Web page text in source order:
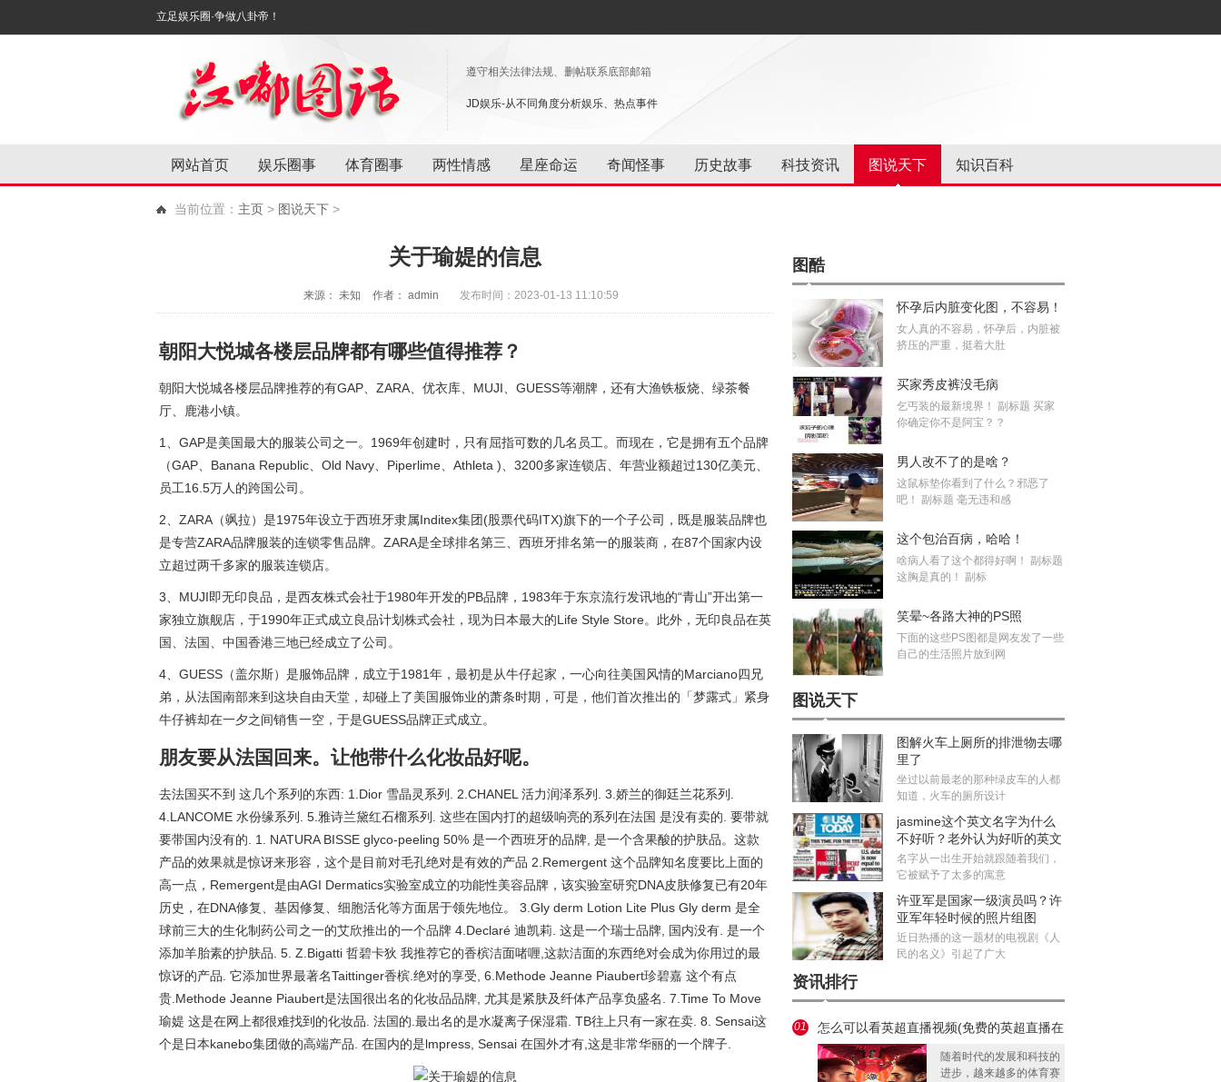
立足娱乐圈·争做八卦帝！
遵守相关法律法规、删帖联系底部邮箱
JD娱乐-从不同角度分析娱乐、热点事件
网站首页 娱乐圈事 体育圈事 两性情感 星座命运 奇闻怪事 历史故事 科技资讯 图说天下 知识百科
当前位置： 主页 > 图说天下 >
关于瑜媞的信息
来源： 未知 作者： admin 发布时间：2023-01-13 11:10:59
朝阳大悦城各楼层品牌都有哪些值得推荐？
朝阳大悦城各楼层品牌推荐的有GAP、ZARA、优衣库、MUJI、GUESS等潮牌，还有大渔铁板烧、绿茶餐
厅、鹿港小镇。
1、GAP是美国最大的服装公司之一。1969年创建时，只有屈指可数的几名员工。而现在，它是拥有五个品牌
（GAP、Banana Republic、Old Navy、Piperlime、Athleta )、3200多家连锁店、年营业额超过130亿美元、
员工16.5万人的跨国公司。
2、ZARA（飒拉）是1975年设立于西班牙隶属Inditex集团(股票代码ITX)旗下的一个子公司，既是服装品牌也
是专营ZARA品牌服装的连锁零售品牌。ZARA是全球排名第三、西班牙排名第一的服装商，在87个国家内设
立超过两千多家的服装连锁店。
3、MUJI即无印良品，是西友株式会社于1980年开发的PB品牌，1983年于东京流行发讯地的“青山”开出第一
家独立旗舰店，于1990年正式成立良品计划株式会社，现为日本最大的Life Style Store。此外，无印良品在英
国、法国、中国香港三地已经成立了公司。
4、GUESS（盖尔斯）是服饰品牌，成立于1981年，最初是从牛仔起家，一心向往美国风情的Marciano四兄
弟，从法国南部来到这块自由天堂，却碰上了美国服饰业的萧条时期，可是，他们首次推出的「梦露式」紧身
牛仔裤却在一夕之间销售一空，于是GUESS品牌正式成立。
朋友要从法国回来。让他带什么化妆品好呢。
去法国买不到 这几个系列的东西: 1.Dior 雪晶灵系列. 2.CHANEL 活力润泽系列. 3.娇兰的御廷兰花系列.
4.LANCOME 水份缘系列. 5.雅诗兰黛红石榴系列. 这些在国内打的超级响亮的系列在法国 是没有卖的. 要带就
要带国内没有的. 1. NATURA BISSE glyco-peeling 50% 是一个西班牙的品牌, 是一个含果酸的护肤品。这款
产品的效果就是惊讶来形容，这个是目前对毛孔绝对是有效的产品 2.Remergent 这个品牌知名度要比上面的
高一点，Remergent是由AGI Dermatics实验室成立的功能性美容品牌，该实验室研究DNA皮肤修复已有20年
历史，在DNA修复、基因修复、细胞活化等方面居于领先地位。 3.Gly derm Lotion Lite Plus Gly derm 是全
球前三大的生化制药公司之一的艾欣推出的一个品牌 4.Declaré 迪凯莉. 这是一个瑞士品牌, 国内没有. 是一个
添加羊胎素的护肤品. 5. Z.Bigatti 哲碧卡狄 我推荐它的香槟洁面啫喱,这款洁面的东西绝对会成为你用过的最
惊讶的产品. 它添加世界最著名Taittinger香槟.绝对的享受, 6.Methode Jeanne Piaubert珍碧嘉 这个有点
贵.Methode Jeanne Piaubert是法国很出名的化妆品品牌, 尤其是紧肤及纤体产品享负盛名. 7.Time To Move
瑜媞 这是在网上都很难找到的化妆品. 法国的.最出名的是水凝离子保湿霜. TB往上只有一家在卖. 8. Sensai这
个是日本kanebo集团做的高端产品. 在国内的是lmpress, Sensai 在国外才有,这是非常华丽的一个牌子.
图酷
怀孕后内脏变化图，不容易！
女人真的不容易，怀孕后，内脏被
挤压的严重，挺着大肚
买家秀皮裤没毛病
乞丐装的最新境界！ 副标题 买家
你确定你不是阿宝？？
男人改不了的是啥？
这鼠标垫你看到了什么？邪恶了
吧！ 副标题 毫无违和感
这个包治百病，哈哈！
啥病人看了这个都得好啊！ 副标题
这胸是真的！ 副标
笑晕~各路大神的PS照
下面的这些PS图都是网友发了一些
自己的生活照片放到网
图说天下
图解火车上厕所的排泄物去哪
里了
坐过以前最老的那种绿皮车的人都
知道，火车的厕所设计
jasmine这个英文名字为什么
不好听？老外认为好听的英文
名有哪些
名字从一出生开始就跟随着我们，
它被赋予了太多的寓意
许亚军是国家一级演员吗？许
亚军年轻时候的照片组图
近日热播的这一题材的电视剧《人
民的名义》引起了广大
资讯排行
01
怎么可以看英超直播视频(免费的英超直播在
哪看)
随着时代的发展和科技的
进步，越来越多的体育赛